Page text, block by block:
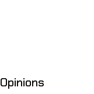
Opinions